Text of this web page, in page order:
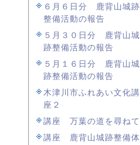
６月６日分 鹿背山城跡
整備活動の報告
５月３０日分 鹿背山城
跡整備活動の報告
５月１６日分 鹿背山城
跡整備活動の報告
木津川市ふれあい文化講
座２
講座 万葉の道を尋ねて
講座 鹿背山城跡整備体